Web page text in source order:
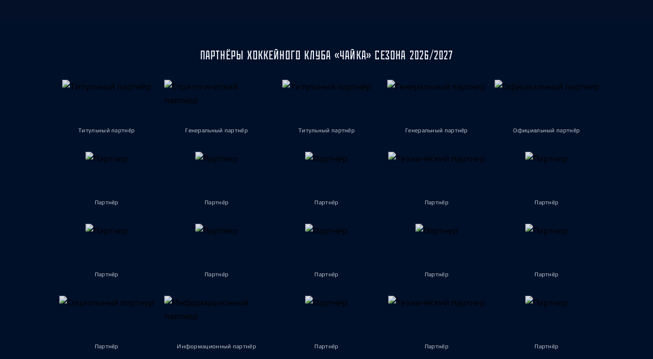
ПАРТНЁРЫ ХОККЕЙНОГО КЛУБА «ЧАЙКА» СЕЗОНА 2026/2027
Титульный партнёр Генеральный партнёр Титульный партнёр Генеральный партнёр Официальный партнёр
Партнёр Партнёр Партнёр Партнёр Партнёр
Партнёр Партнёр Партнёр Партнёр Партнёр
Партнёр Информационный партнёр Партнёр Партнёр Партнёр